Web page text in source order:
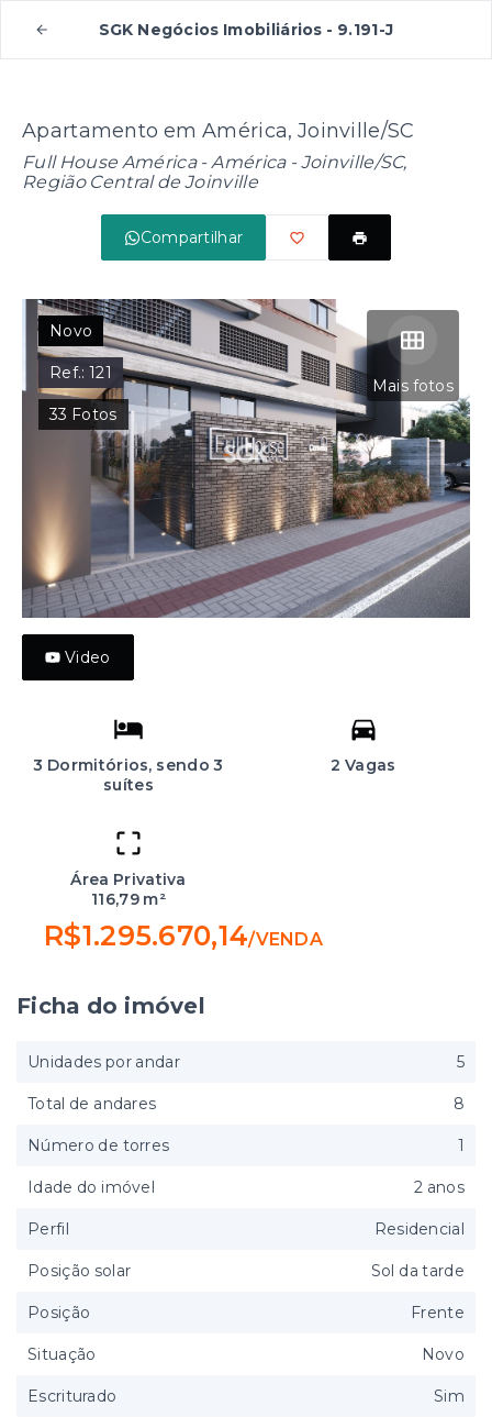
SGK Negócios Imobiliários - 9.191-J
Apartamento em América, Joinville/SC
Full House América -América - Joinville/SC,
Região Central de Joinville
Compartilhar
Mais fotos
Novo
Ref.:121
33 Fotos
Video
3 Dormitórios, sendo 3
suítes
2 Vagas
Área Privativa
116,79 m²
R$1.295.670,14/VENDA
Ficha do imóvel
Unidades por andar 5
Total de andares 8
Número de torres 1
Idade do imóvel 2 anos
Perfil Residencial
Posição solar Sol da tarde
Posição Frente
Situação Novo
Escriturado Sim